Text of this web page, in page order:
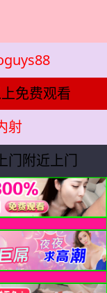
免费观看
射
门附近上门